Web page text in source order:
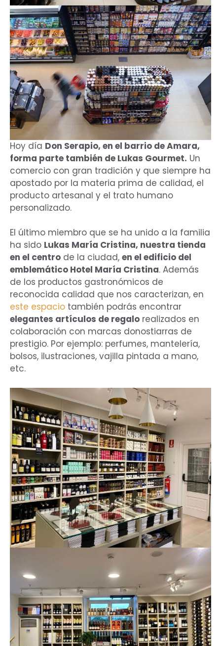
Hoy día Don Serapio, en el barrio de Amara,
forma parte también de Lukas Gourmet. Un
comercio con gran tradición y que siempre ha
apostado por la materia prima de calidad, el
producto artesanal y el trato humano
personalizado.
El último miembro que se ha unido a la familia
ha sido Lukas María Cristina, nuestra tienda
en el centro de la ciudad, en el edificio del
emblemático Hotel María Cristina. Además
de los productos gastronómicos de
reconocida calidad que nos caracterizan, en
este espacio también podrás encontrar
elegantes artículos de regalo realizados en
colaboración con marcas donostiarras de
prestigio. Por ejemplo: perfumes, mantelería,
bolsos, ilustraciones, vajilla pintada a mano,
etc.